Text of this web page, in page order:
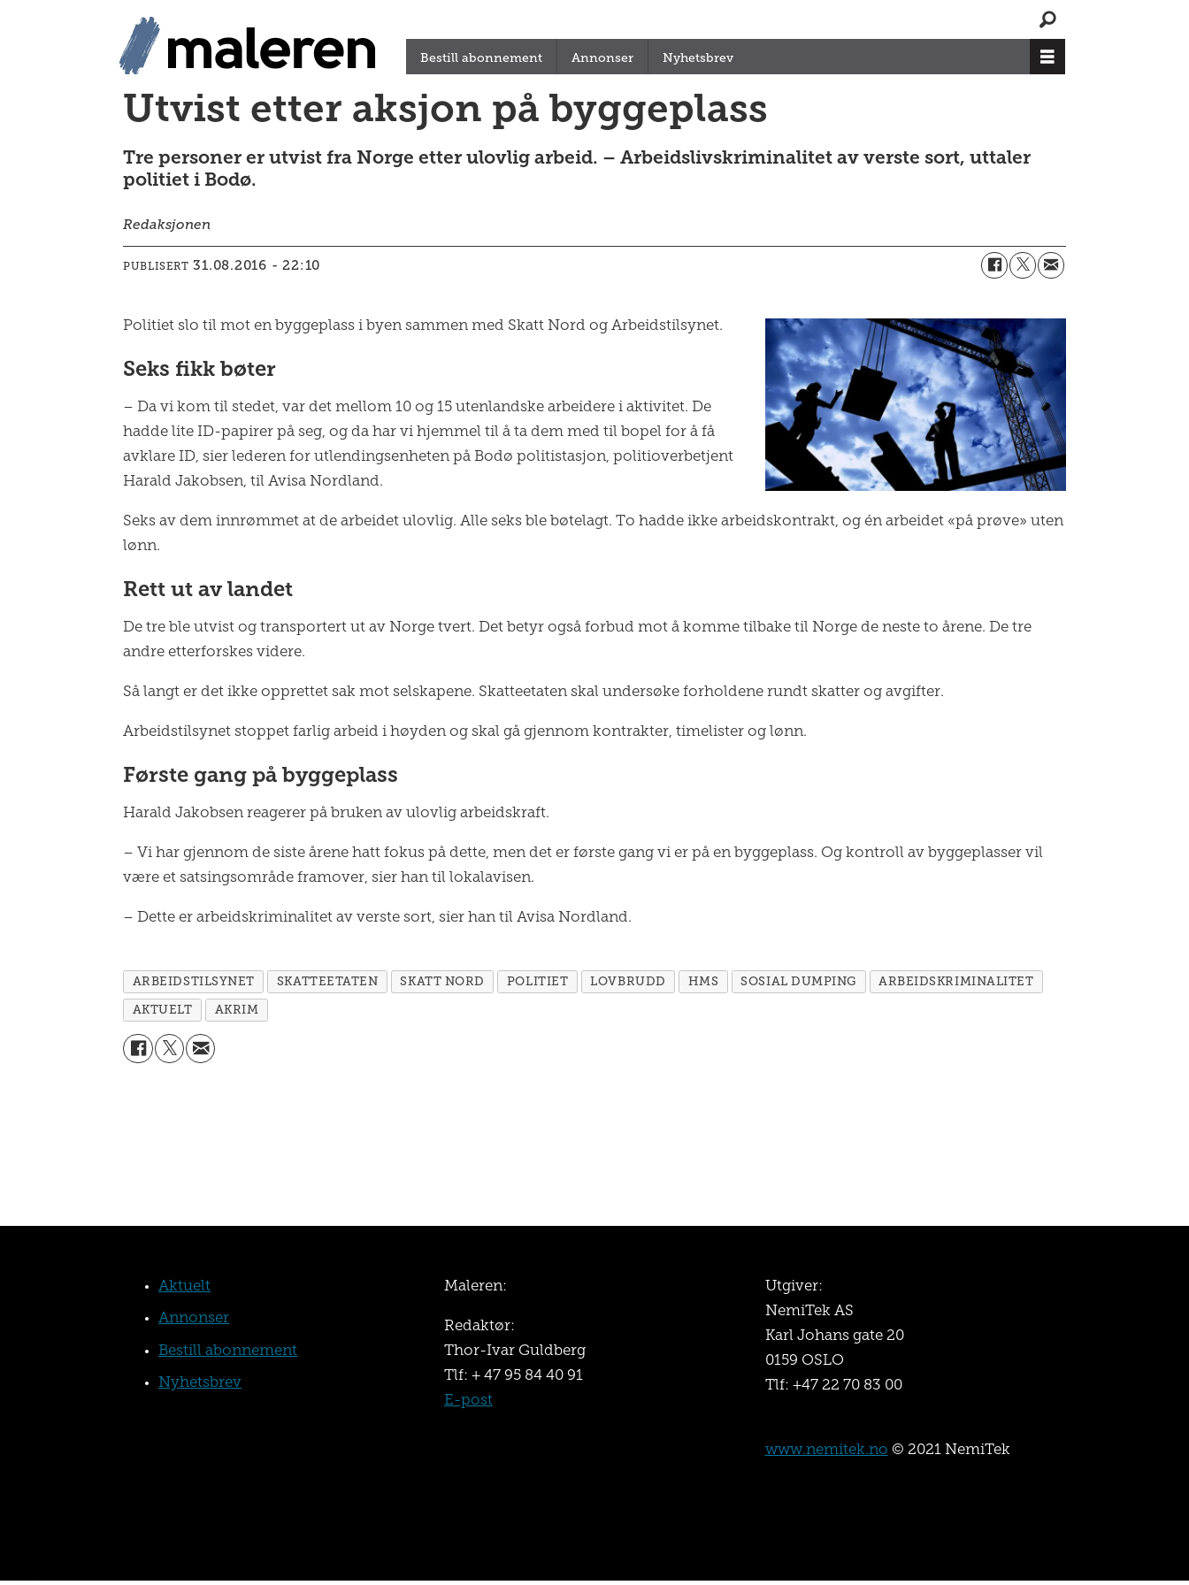
Bestill abonnement Annonser Nyhetsbrev
Utvist etter aksjon på byggeplass
Tre personer er utvist fra Norge etter ulovlig arbeid. – Arbeidslivskriminalitet av verste sort, uttaler
politiet i Bodø.
Redaksjonen
PUBLISERT 31.08.2016 - 22:10
Politiet slo til mot en byggeplass i byen sammen med Skatt Nord og Arbeidstilsynet.
Seks fikk bøter
– Da vi kom til stedet, var det mellom 10 og 15 utenlandske arbeidere i aktivitet. De
hadde lite ID-papirer på seg, og da har vi hjemmel til å ta dem med til bopel for å få
avklare ID, sier lederen for utlendingsenheten på Bodø politistasjon, politioverbetjent
Harald Jakobsen, til Avisa Nordland.
Seks av dem innrømmet at de arbeidet ulovlig. Alle seks ble bøtelagt. To hadde ikke arbeidskontrakt, og én arbeidet «på prøve» uten
lønn.
Rett ut av landet
De tre ble utvist og transportert ut av Norge tvert. Det betyr også forbud mot å komme tilbake til Norge de neste to årene. De tre
andre etterforskes videre.
Så langt er det ikke opprettet sak mot selskapene. Skatteetaten skal undersøke forholdene rundt skatter og avgifter.
Arbeidstilsynet stoppet farlig arbeid i høyden og skal gå gjennom kontrakter, timelister og lønn.
Første gang på byggeplass
Harald Jakobsen reagerer på bruken av ulovlig arbeidskraft.
– Vi har gjennom de siste årene hatt fokus på dette, men det er første gang vi er på en byggeplass. Og kontroll av byggeplasser vil
være et satsingsområde framover, sier han til lokalavisen.
– Dette er arbeidskriminalitet av verste sort, sier han til Avisa Nordland.
ARBEIDSTILSYNET SKATTEETATEN SKATT NORD POLITIET LOVBRUDD HMS SOSIAL DUMPING
ARBEIDSKRIMINALITET
AKTUELT
AKRIM
Aktuelt
Annonser
Bestill abonnement
Nyhetsbrev
Maleren:
Redaktør:
Thor-Ivar Guldberg
Tlf: + 47 95 84 40 91
E-post
Utgiver:
NemiTek AS
Karl Johans gate 20
0159 OSLO
Tlf: +47 22 70 83 00
www.nemitek.no © 2021 NemiTek